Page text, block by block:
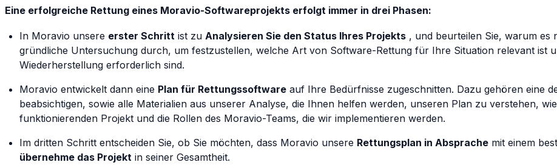
Eine erfolgreiche Rettung eines Moravio-Softwareprojekts erfolgt immer in drei Phasen:
In Moravio unsere erster Schritt ist zu Analysieren Sie den Status Ihres Projekts , und beurteilen Sie, warum es
gründliche Untersuchung durch, um festzustellen, welche Art von Software-Rettung für Ihre Situation relevant ist
Wiederherstellung erforderlich sind.
Moravio entwickelt dann eine Plan für Rettungssoftware auf Ihre Bedürfnisse zugeschnitten. Dazu gehören eine
beabsichtigen, sowie alle Materialien aus unserer Analyse, die Ihnen helfen werden, unseren Plan zu verstehen,
funktionierenden Projekt und die Rollen des Moravio-Teams, die wir implementieren werden.
Im dritten Schritt entscheiden Sie, ob Sie möchten, dass Moravio unsere Rettungsplan in Absprache mit einem
übernehme das Projekt in seiner Gesamtheit.